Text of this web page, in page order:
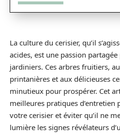
La culture du cerisier, qu’il
acides, est une passion
jardiniers. Ces arbres fruitiers,
printanières et aux délicieuses
minutieux pour prospérer. Cet
meilleures pratiques d’entretien
votre cerisier et éviter qu’il ne
lumière les signes révélateurs